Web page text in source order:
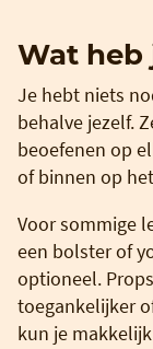
Wat heb
Je hebt niets
behalve jezelf.
beoefenen op
of binnen op
Voor sommige
een bolster of
optioneel.
toegankelijker
kun je